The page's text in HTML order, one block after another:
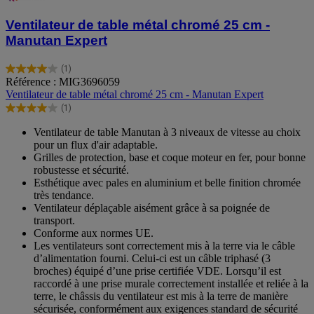
Ventilateur de table métal chromé 25 cm -
Manutan Expert
(1)
4.0
sur
5
étoiles.
avis
Référence : MIG3696059
Ventilateur de table métal chromé 25 cm - Manutan Expert
(1)
4.0
étoiles.
Ventilateur de table Manutan à 3 niveaux de vitesse au choix
pour un flux d'air adaptable.
Grilles de protection, base et coque moteur en fer, pour bonne
robustesse et sécurité.
Esthétique avec pales en aluminium et belle finition chromée
très tendance.
Ventilateur déplaçable aisément grâce à sa poignée de
transport.
Conforme aux normes UE.
Les ventilateurs sont correctement mis à la terre via le câble
d’alimentation fourni. Celui-ci est un câble triphasé (3
broches) équipé d’une prise certifiée VDE. Lorsqu’il est
raccordé à une prise murale correctement installée et reliée à la
terre, le châssis du ventilateur est mis à la terre de manière
sécurisée, conformément aux exigences standard de sécurité